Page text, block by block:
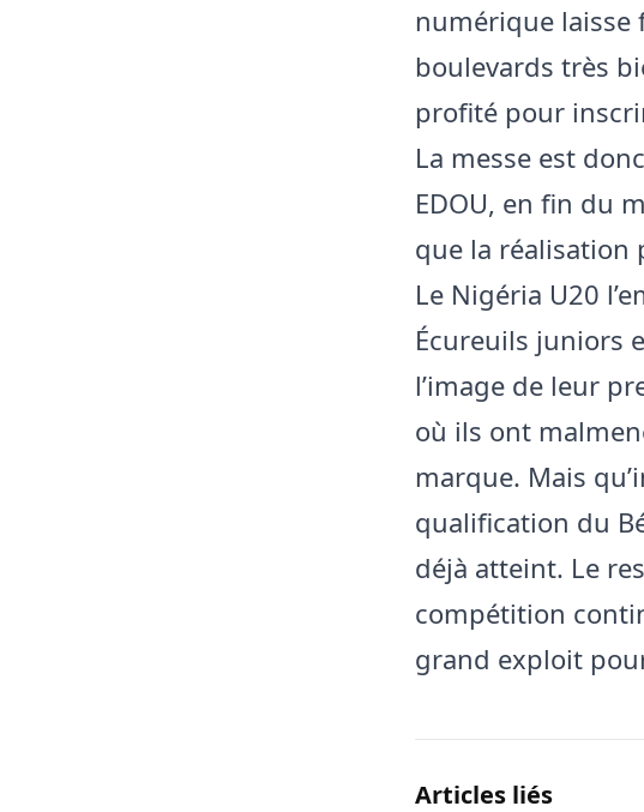
numérique laisse
boulevards très
profité pour
La messe est
EDOU, en fin du
que la réalisation
Le Nigéria U20
Écureuils juniors
l’image de leur
où ils ont
marque. Mais
qualification du
déjà atteint. Le
compétition
grand exploit
Articles liés